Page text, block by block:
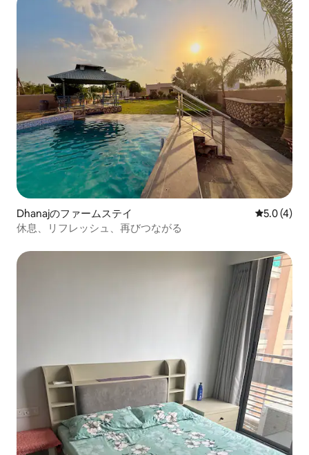
Dhanajのファームステイ レビュー4
5.0 (4)
休息、リフレッシュ、再びつながる